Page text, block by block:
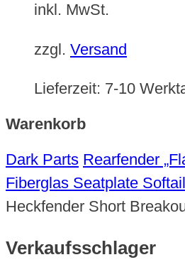
inkl. MwSt.
zzgl. Versand
Lieferzeit: 7-10
Warenkorb
Dark Parts Rearfender
Fiberglas Seatplate
Heckfender Short
Verkaufsschlager